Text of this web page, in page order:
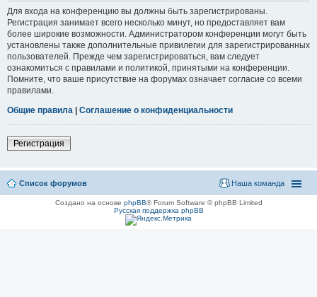
Для входа на конференцию вы должны быть зарегистрированы.
Регистрация занимает всего несколько минут, но предоставляет вам
более широкие возможности. Администратором конференции могут быть
установлены также дополнительные привилегии для зарегистрированных
пользователей. Прежде чем зарегистрироваться, вам следует
ознакомиться с правилами и политикой, принятыми на конференции.
Помните, что ваше присутствие на форумах означает согласие со всеми
правилами.
Общие правила | Соглашение о конфиденциальности
Регистрация
Список форумов Наша команда
Создано на основе phpBB® Forum Software © phpBB Limited
Русская поддержка phpBB